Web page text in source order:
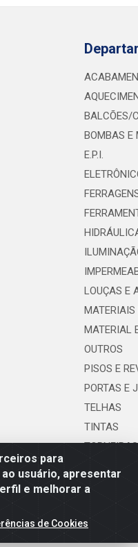
para
usuário, apresentar
e melhorar a
de Cookies
BALCÕES/
BOMBAS E
E.P.I.
LOUÇAS E
MATERIAIS
MATERIAL
OUTROS
PISOS E
PORTAS E
TELHAS
TINTAS
e frete são válidos
no carrinho de compras do